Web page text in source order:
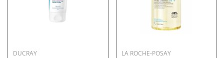
DUCRAY LA ROCHE-POSAY